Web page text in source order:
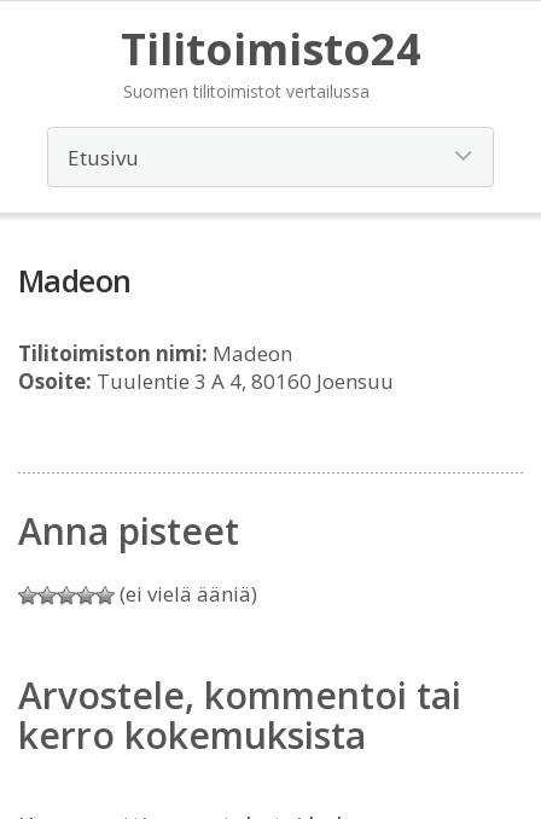
Tilitoimisto24
Suomen tilitoimistot vertailussa
Madeon
Tilitoimiston nimi: Madeon
Osoite: Tuulentie 3 A 4, 80160 Joensuu
Anna pisteet
(ei vielä ääniä)
Arvostele, kommentoi tai
kerro kokemuksista